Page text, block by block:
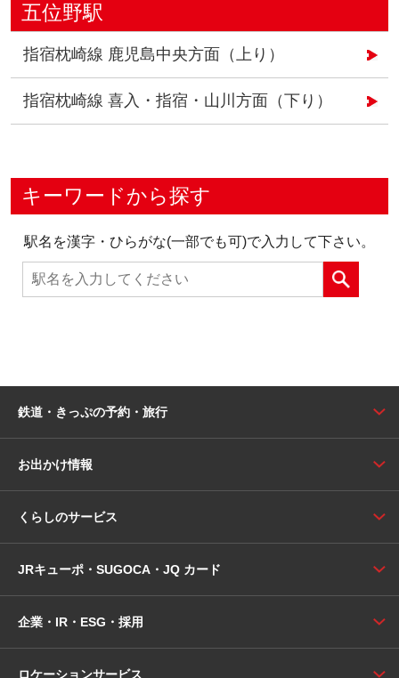
五位野駅
指宿枕崎線 鹿児島中央方面（上り）
指宿枕崎線 喜入・指宿・山川方面（下り）
キーワードから探す
駅名を漢字・ひらがな(一部でも可)で入力して下さい。
鉄道・きっぷの予約・旅行
お出かけ情報
くらしのサービス
JRキューポ・SUGOCA・JQ カード
企業・IR・ESG・採用
ロケーションサービス